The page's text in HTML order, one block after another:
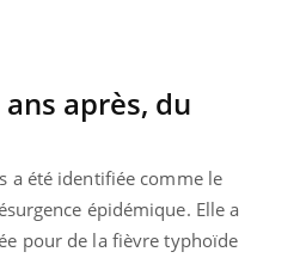
après, du
a été identifiée comme le
épidémique. Elle a
pour de la fièvre typhoïde